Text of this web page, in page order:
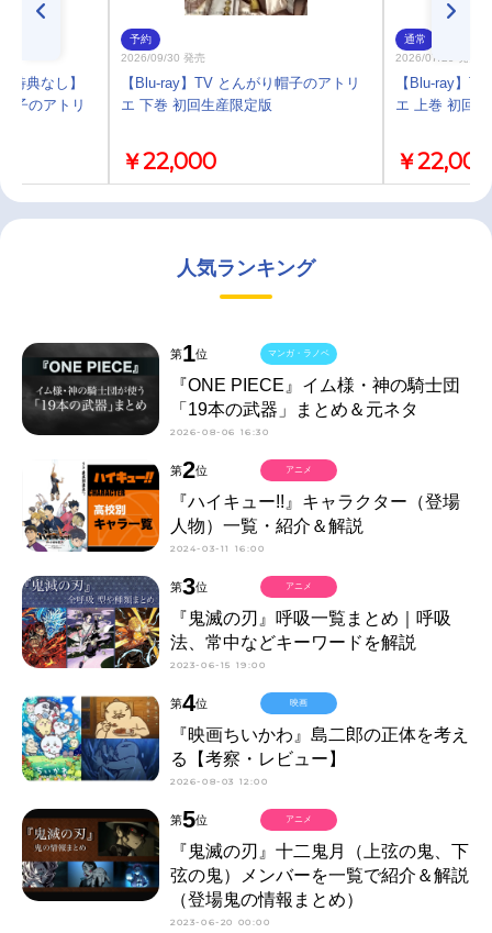
特典なし】
子のアトリ
予約
2026/09/30 発売
【Blu-ray】TV とんがり帽子のアトリ
エ 下巻 初回生産限定版
￥22,000
通常
2026/07/29 発売
【Blu-ray】
エ 上巻 初回
￥22,000
人気ランキング
第1位
『ONE PIECE』イム様・神の騎士団
「19本の武器」まとめ＆元ネタ
2026-08-06 16:30
マンガ・ラノベ
第2位
『ハイキュー!!』キャラクター（登場
人物）一覧・紹介＆解説
2024-03-11 16:00
アニメ
第3位
『鬼滅の刃』呼吸一覧まとめ｜呼吸
法、常中などキーワードを解説
2023-06-15 19:00
アニメ
第4位
『映画ちいかわ』島二郎の正体を考え
る【考察・レビュー】
2026-08-03 12:00
映画
第5位
『鬼滅の刃』十二鬼月（上弦の鬼、下
弦の鬼）メンバーを一覧で紹介＆解説
（登場鬼の情報まとめ）
2023-06-20 00:00
アニメ